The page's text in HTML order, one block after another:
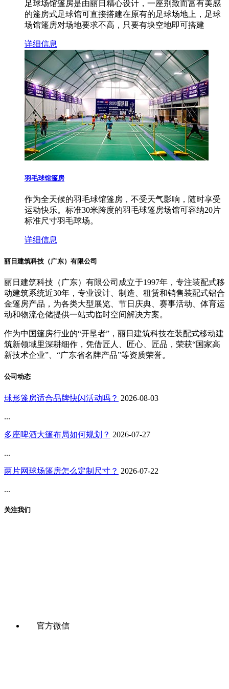
足球场馆篷房是由丽日精心设计，一座别致而富有美感
的篷房式足球馆可直接搭建在原有的足球场地上，足球
场馆篷房对场地要求不高，只要有块空地即可搭建
详细信息
羽毛球馆篷房
作为全天候的羽毛球馆篷房，不受天气影响，随时享受
运动快乐。标准30米跨度的羽毛球篷房场馆可容纳20片
标准尺寸羽毛球场。
详细信息
丽日建筑科技（广东）有限公司
丽日建筑科技（广东）有限公司成立于1997年，专注装配式移
动建筑系统近30年，专业设计、制造、租赁和销售装配式铝合
金篷房产品，为各类大型展览、节日庆典、赛事活动、体育运
动和物流仓储提供一站式临时空间解决方案。
作为中国篷房行业的“开垦者”，丽日建筑科技在装配式移动建
筑新领域里深耕细作，凭借匠人、匠心、匠品，荣获“国家高
新技术企业”、“广东省名牌产品”等资质荣誉。
公司动态
球形篷房适合品牌快闪活动吗？ 2026-08-03
...
多座啤酒大篷布局如何规划？ 2026-07-27
...
两片网球场篷房怎么定制尺寸？ 2026-07-22
...
关注我们
官方微信